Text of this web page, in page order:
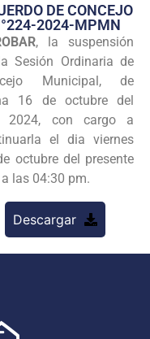
Transparencia
Seguridad
Programas
Intranet
DE CONCEJO
2024-MPMN
, la suspensión
Sesión Ordinaria de
Municipal, de
16 de octubre del
2024, con cargo a
el dia viernes
octubre del presente
las 04:30 pm.
Descargar